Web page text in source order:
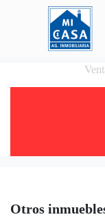
Otros